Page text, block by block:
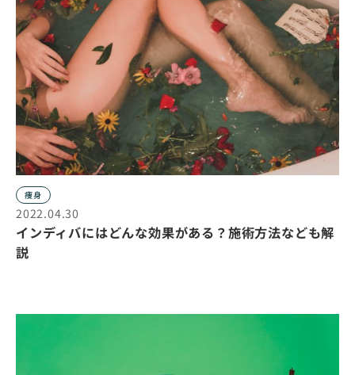
痩身
2022.04.30
インディバにはどんな効果がある？施術方法なども解
説